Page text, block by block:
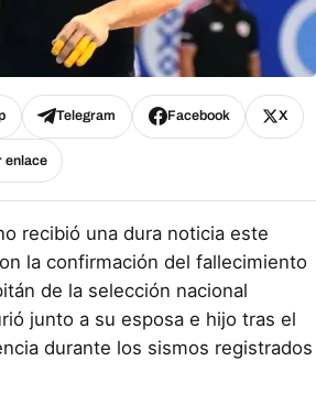
Telegram Facebook X
enlace
recibió una dura noticia este
la confirmación del fallecimiento
de la selección nacional
junto a su esposa e hijo tras el
durante los sismos registrados